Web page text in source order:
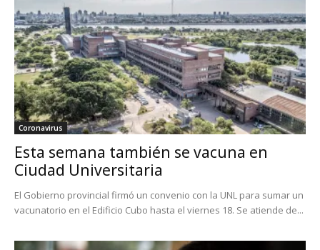
Coronavirus
Esta semana también se vacuna en
Ciudad Universitaria
El Gobierno provincial firmó un convenio con la UNL para sumar un
vacunatorio en el Edificio Cubo hasta el viernes 18. Se atiende de...